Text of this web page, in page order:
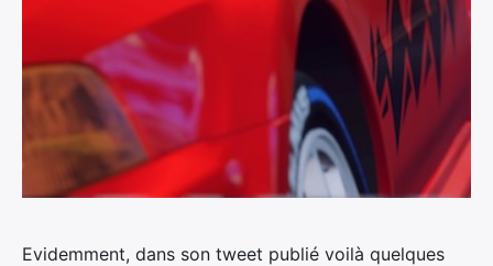
Evidemment, dans son tweet publié voilà quelques